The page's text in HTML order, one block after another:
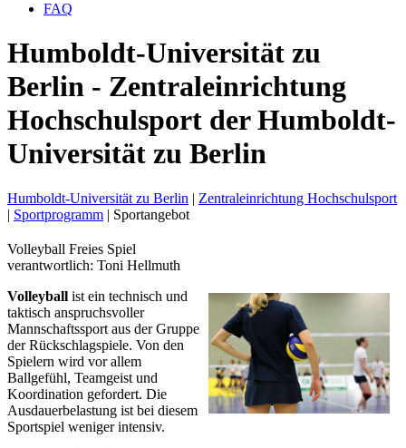
FAQ
Humboldt-Universität zu
Berlin - Zentraleinrichtung
Hochschulsport der Humboldt-
Universität zu Berlin
Humboldt-Universität zu Berlin | Zentraleinrichtung Hochschulsport
| Sportprogramm | Sportangebot
Volleyball Freies Spiel
verantwortlich: Toni Hellmuth
Volleyball ist ein technisch und
taktisch anspruchsvoller
Mannschaftssport aus der Gruppe
der Rückschlagspiele. Von den
Spielern wird vor allem
Ballgefühl, Teamgeist und
Koordination gefordert. Die
Ausdauerbelastung ist bei diesem
Sportspiel weniger intensiv.